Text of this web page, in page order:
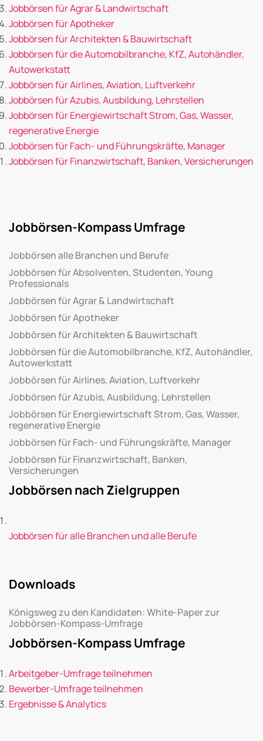
Jobbörsen für Agrar & Landwirtschaft
Jobbörsen für Apotheker
Jobbörsen für Architekten & Bauwirtschaft
Jobbörsen für die Automobilbranche, KfZ, Autohändler,
Autowerkstatt
Jobbörsen für Airlines, Aviation, Luftverkehr
Jobbörsen für Azubis, Ausbildung, Lehrstellen
Jobbörsen für Energiewirtschaft Strom, Gas, Wasser,
regenerative Energie
Jobbörsen für Fach- und Führungskräfte, Manager
Jobbörsen für Finanzwirtschaft, Banken, Versicherungen
Jobbörsen-Kompass Umfrage
Jobbörsen alle Branchen und Berufe
Jobbörsen für Absolventen, Studenten, Young
Professionals
Jobbörsen für Agrar & Landwirtschaft
Jobbörsen für Apotheker
Jobbörsen für Architekten & Bauwirtschaft
Jobbörsen für die Automobilbranche, KfZ, Autohändler,
Autowerkstatt
Jobbörsen für Airlines, Aviation, Luftverkehr
Jobbörsen für Azubis, Ausbildung, Lehrstellen
Jobbörsen für Energiewirtschaft Strom, Gas, Wasser,
regenerative Energie
Jobbörsen für Fach- und Führungskräfte, Manager
Jobbörsen für Finanzwirtschaft, Banken,
Versicherungen
Jobbörsen nach Zielgruppen
Jobbörsen für alle Branchen und alle Berufe
Downloads
Königsweg zu den Kandidaten: White-Paper zur
Jobbörsen-Kompass-Umfrage
Jobbörsen-Kompass Umfrage
Arbeitgeber-Umfrage teilnehmen
Bewerber-Umfrage teilnehmen
Ergebnisse & Analytics